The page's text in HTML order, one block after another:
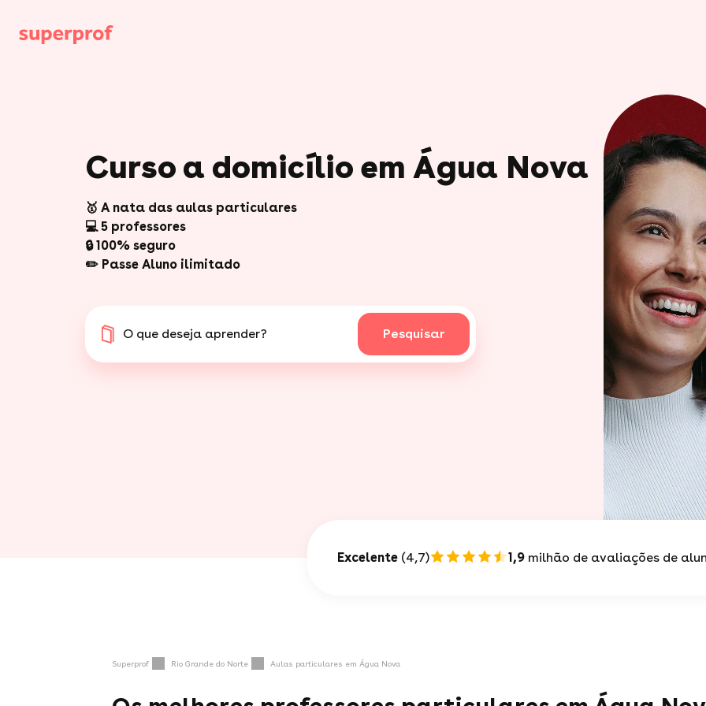
Curso a domicílio em Água Nova
🥇 A nata das aulas particulares
💻 5 professores
🔒 100% seguro
✏️ Passe Aluno ilimitado
O que deseja aprender? Pesquisar
Excelente (4,7) 1,9 milhão de avaliações de
Superprof Rio Grande do Norte Aulas particulares em Água Nova